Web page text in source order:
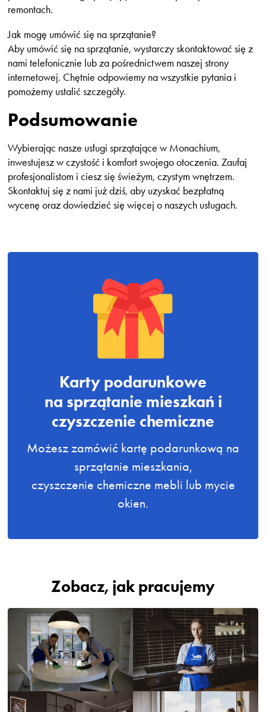
remontach.
Jak mogę umówić się na sprzątanie?
Aby umówić się na sprzątanie, wystarczy skontaktować się z
nami telefonicznie lub za pośrednictwem naszej strony
internetowej. Chętnie odpowiemy na wszystkie pytania i
pomożemy ustalić szczegóły.
Podsumowanie
Wybierając nasze usługi sprzątające w Monachium,
inwestujesz w czystość i komfort swojego otoczenia. Zaufaj
profesjonalistom i ciesz się świeżym, czystym wnętrzem.
Skontaktuj się z nami już dziś, aby uzyskać bezpłatną
wycenę oraz dowiedzieć się więcej o naszych usługach.
Karty podarunkowe
na sprzątanie mieszkań i
czyszczenie chemiczne
Możesz zamówić kartę podarunkową na
sprzątanie mieszkania,
czyszczenie chemiczne mebli lub mycie
okien.
Zobacz, jak pracujemy